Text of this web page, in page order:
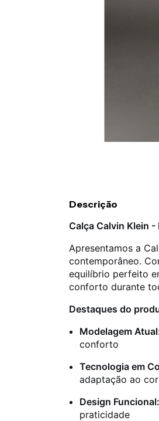
Descrição
Calça Calvin Klein
Apresentamos a
contemporâneo.
equilíbrio perfeito
conforto durante
Destaques do
Modelagem
conforto
Tecnologia em
adaptação ao
Design Funcional:
praticidade